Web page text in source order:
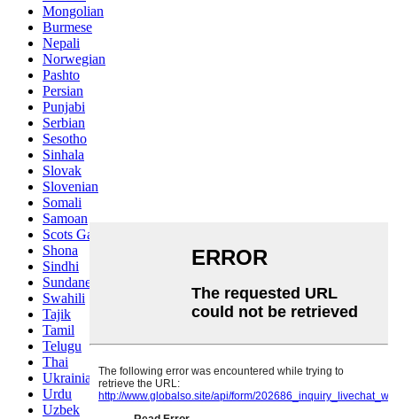
Mongolian
Burmese
Nepali
Norwegian
Pashto
Persian
Punjabi
Serbian
Sesotho
Sinhala
Slovak
Slovenian
Somali
Samoan
Scots Gaelic
Shona
Sindhi
Sundanese
Swahili
Tajik
Tamil
Telugu
Thai
Ukrainian
Urdu
Uzbek